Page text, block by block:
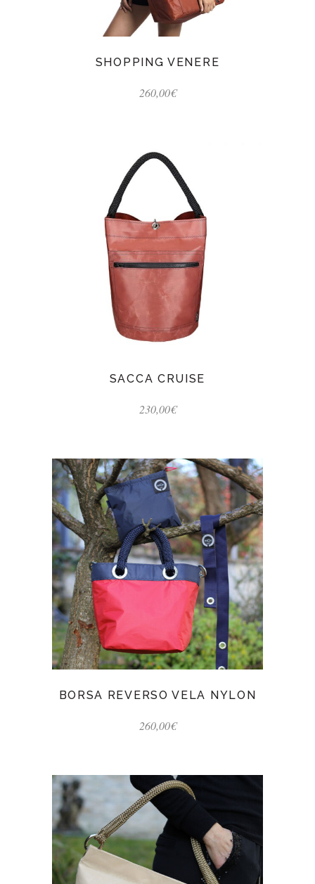
SHOPPING VENERE
260,00€
SACCA CRUISE
230,00€
BORSA REVERSO VELA NYLON
260,00€